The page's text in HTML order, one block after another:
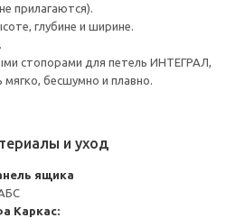
прилагаются).
глубине и ширине.
стопорами для петель ИНТЕГРАЛ,
бесшумно и плавно.
и уход
ящика
Каркас: